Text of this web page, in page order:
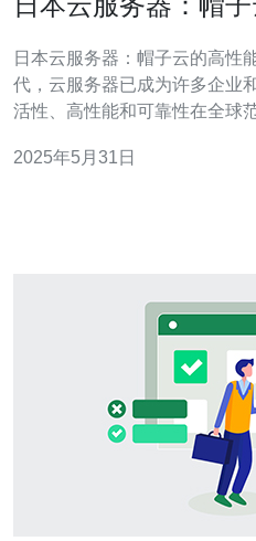
日本云服务器：帽子云的高性能解决方案
代，云服务器已成为许多企业
活性、高性能和可靠性在全球
作为亚洲的科技强国，其云服
2025年5月31日